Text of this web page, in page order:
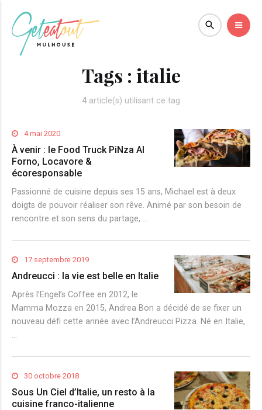
Tags : italie
4 article(s) utilisant ce tag
4 mai 2020
À venir : le Food Truck PiNza Al
Forno, Locavore &
écoresponsable
Passionné de cuisine depuis ses 15 ans, Michael est à deux
doigts de pouvoir réaliser son rêve. Animé par son besoin de
rencontre et son sens du partage, …
17 septembre 2019
Andreucci : la vie est belle en Italie
Après l’Engel’s Coffee en 2012, le
Mamma Mozza en 2015, Andrea Bon a décidé de se fixer un
nouveau défi cette année avec l’Andreucci Pizza. Né en Italie,
…
30 octobre 2018
Sous Un Ciel d’Italie, un resto à la
cuisine franco-italienne